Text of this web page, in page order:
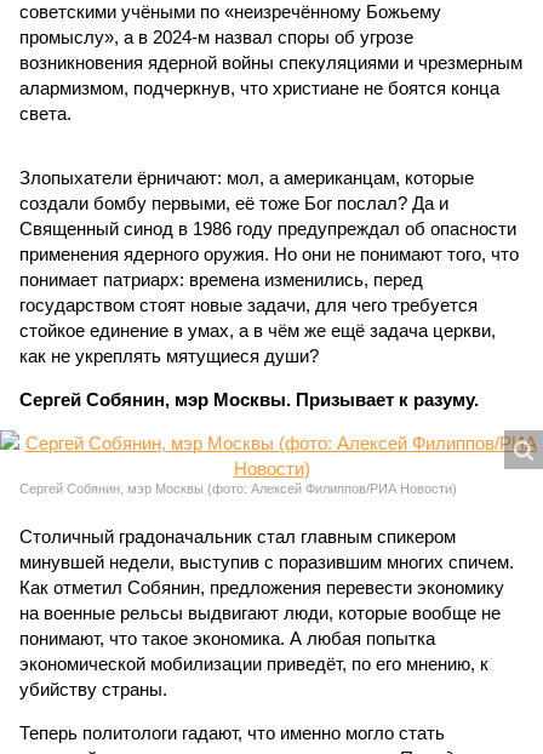
советскими учёными по «неизречённому Божьему
промыслу», а в 2024-м назвал споры об угрозе
возникновения ядерной войны спекуляциями и чрезмерным
алармизмом, подчеркнув, что христиане не боятся конца
света.
Злопыхатели ёрничают: мол, а американцам, которые
создали бомбу первыми, её тоже Бог послал? Да и
Священный синод в 1986 году предупреждал об опасности
применения ядерного оружия. Но они не понимают того, что
понимает патриарх: времена изменились, перед
государством стоят новые задачи, для чего требуется
стойкое единение в умах, а в чём же ещё задача церкви,
как не укреплять мятущиеся души?
Сергей Собянин, мэр Москвы. Призывает к разуму.
Сергей Собянин, мэр Москвы (фото: Алексей Филиппов/РИА Новости)
Столичный градоначальник стал главным спикером
минувшей недели, выступив с поразившим многих спичем.
Как отметил Собянин, предложения перевести экономику
на военные рельсы выдвигают люди, которые вообще не
понимают, что такое экономика. А любая попытка
экономической мобилизации приведёт, по его мнению, к
убийству страны.
Теперь политологи гадают, что именно могло стать